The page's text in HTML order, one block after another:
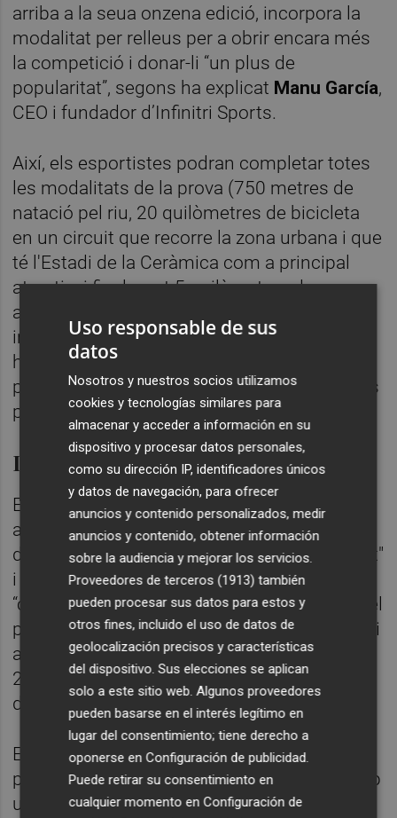
arriba a la seua onzena edició, incorpora la
modalitat per relleus per a obrir encara més
la competició i donar-li “un plus de
popularitat”, segons ha explicat Manu García,
CEO i fundador d’Infinitri Sports.
Així, els esportistes podran completar totes
les modalitats de la prova (750 metres de
natació pel riu, 20 quilòmetres de bicicleta
en un circuit que recorre la zona urbana i que
té l'Estadi de la Ceràmica com a principal
atractiu, i finalment 5 quilòmetres de carrera
a peu pel circuit del Termet) de forma
individual o fer-ho per parelles o trios. García
ha recordat que el triatló va sorgir fa 40 anys
per la qual cosa, la de Vila-real, “és una de les
proves més longeves de la Comunitat”.
Inscripcions
El regidor d'Esports, Xus Madrigal
, ha agraït
a l'organització "la confiança en el potencial
de Vila-real com a Ciutat de la Salut i l'Esport"
i ha destacat que es tracta d’una
“convocatòria més que consolidada durant el
període estival i és tot un referent provincial i
autonòmic, amb la participació de més de
200 persones que acudiran acompanyades
de familiars, amics, …”.
En aquest sentit, el regidor subratlla la
potència del turisme esportiu a Vila-real amb
un calendari carregat de competicions que
Uso responsable de sus
datos
Nosotros y nuestros socios utilizamos
cookies y tecnologías similares para
almacenar y acceder a información en su
dispositivo y procesar datos personales,
como su dirección IP, identificadores únicos
y datos de navegación, para ofrecer
anuncios y contenido personalizados, medir
anuncios y contenido, obtener información
sobre la audiencia y mejorar los servicios.
Proveedores de terceros (1913) también
pueden procesar sus datos para estos y
otros fines, incluido el uso de datos de
geolocalización precisos y características
del dispositivo. Sus elecciones se aplican
solo a este sitio web. Algunos proveedores
pueden basarse en el interés legítimo en
lugar del consentimiento; tiene derecho a
oponerse enConfiguración de publicidad
Puede retirar su consentimiento en
cualquier momento enConfiguración de